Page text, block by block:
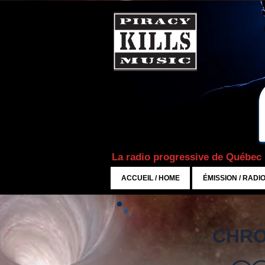
La radio progressive de Québec
ACCUEIL / HOME ÉMISSION /